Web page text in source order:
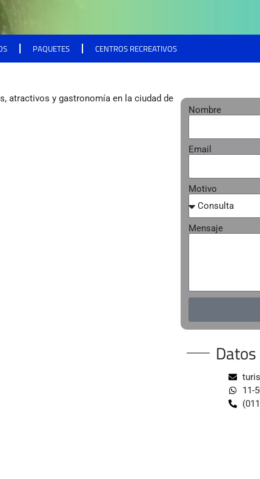
PAQUETES CENTROS RECREATIVOS
atractivos y gastronomía en la ciudad de
Nombre
Email
Motivo
Mensaje
11-